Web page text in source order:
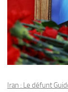
Iran : Le défunt